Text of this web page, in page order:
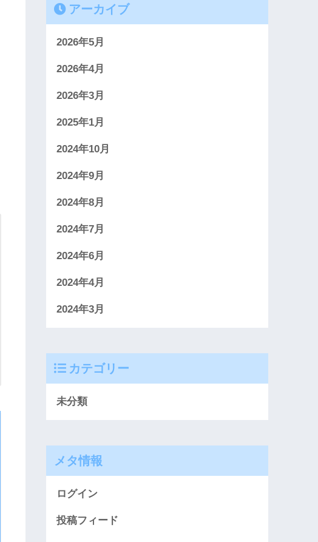
アーカイブ
2026年5月
2026年4月
2026年3月
2025年1月
2024年10月
2024年9月
2024年8月
2024年7月
2024年6月
2024年4月
2024年3月
カテゴリー
未分類
メタ情報
ログイン
投稿フィード